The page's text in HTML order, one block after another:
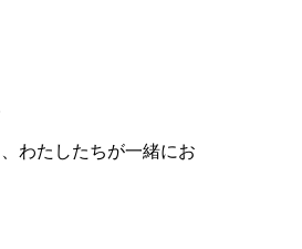
わたしたちが一緒にお